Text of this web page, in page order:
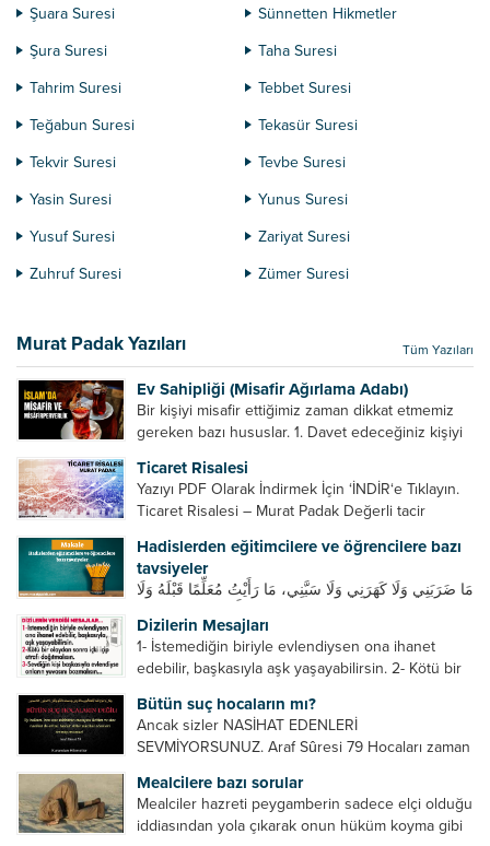
Şuara Suresi
Sünnetten Hikmetler
Şura Suresi
Taha Suresi
Tahrim Suresi
Tebbet Suresi
Teğabun Suresi
Tekasür Suresi
Tekvir Suresi
Tevbe Suresi
Yasin Suresi
Yunus Suresi
Yusuf Suresi
Zariyat Suresi
Zuhruf Suresi
Zümer Suresi
Murat Padak Yazıları Tüm Yazıları
Ev Sahipliği (Misafir Ağırlama Adabı)
Bir kişiyi misafir ettiğimiz zaman dikkat etmemiz
gereken bazı hususlar. 1. Davet edeceğiniz kişiyi
önce, bir hafta önce veya gün içinde davet edin....
Ticaret Risalesi
Yazıyı PDF Olarak İndirmek İçin ‘İNDİR‘e Tıklayın.
Ticaret Risalesi – Murat Padak Değerli tacir
ticaret yapmaktır. Peygamber efendimiz de ticaret
yapmıştır. Hz. Hatice...
Hadislerden eğitimcilere ve öğrencilere bazı
tavsiyeler
مَا ضَرَبَنِي وَلَا كَهَرَنِي وَلَا سَبَّنِي، مَا رَأَيْتُ مُعَلِّمًا قَبْلَهُ وَلَا
ve sellem beni dövmedi, azarlamadı ve bana
sövmedi. Ben ne ondan önce...
Dizilerin Mesajları
1- İstemediğin biriyle evlendiysen ona ihanet
edebilir, başkasıyla aşk yaşayabilirsin. 2- Kötü bir
Sevdiğin kişi başkasıyla evlendiyse onların
yuvasını bozmalısın. 4- Hiçbir dizide...
Bütün suç hocaların mı?
Ancak sizler NASİHAT EDENLERİ
SEVMİYORSUNUZ. Araf Sûresi 79 Hocaları zaman
geliştirmeleri hususunda bazen açık bazen gizli
tenkitlerde bulunmuşuzdur. Örneğin hocalarda
olması gereken hususları sıralar ve...
Mealcilere bazı sorular
Mealciler hazreti peygamberin sadece elçi olduğu
iddiasından yola çıkarak onun hüküm koyma gibi